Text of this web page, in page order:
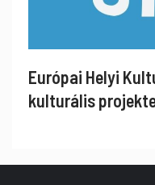
Európai Helyi
kulturális